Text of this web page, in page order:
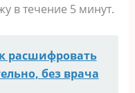
в тeчeниe 5 минyт.
расшифровать
без врача